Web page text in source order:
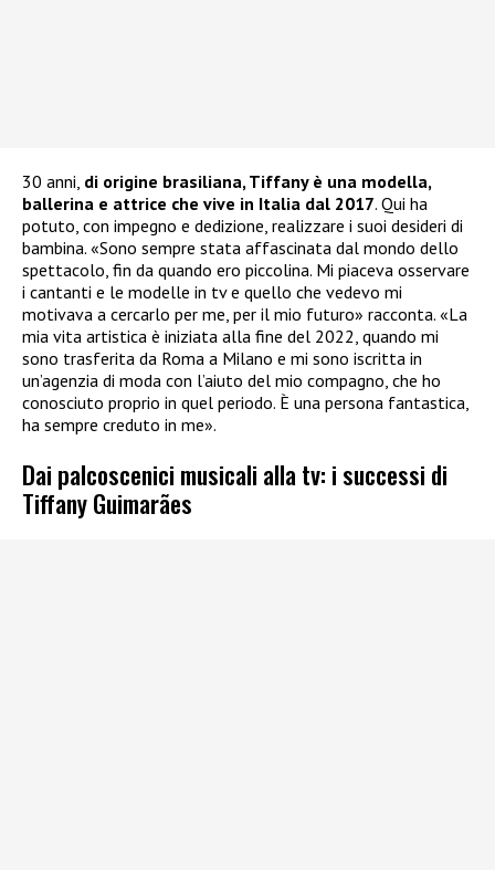
30 anni, di origine brasiliana, Tiffany è una modella,
ballerina e attrice che vive in Italia dal 2017. Qui ha
potuto, con impegno e dedizione, realizzare i suoi desideri di
bambina. «Sono sempre stata affascinata dal mondo dello
spettacolo, fin da quando ero piccolina. Mi piaceva osservare
i cantanti e le modelle in tv e quello che vedevo mi
motivava a cercarlo per me, per il mio futuro» racconta. «La
mia vita artistica è iniziata alla fine del 2022, quando mi
sono trasferita da Roma a Milano e mi sono iscritta in
un’agenzia di moda con l’aiuto del mio compagno, che ho
conosciuto proprio in quel periodo. È una persona fantastica,
ha sempre creduto in me».
Dai palcoscenici musicali alla tv: i successi di
Tiffany Guimarães